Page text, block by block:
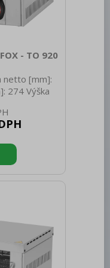
vany a
- TO 920
netto [mm]:
274 Výška
Hloubka
[mm]:
zařízení
Materiál:
1.600
Časovač: